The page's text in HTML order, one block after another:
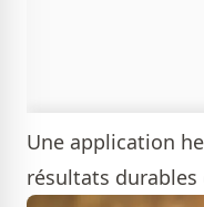
Une application
résultats